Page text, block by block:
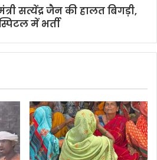
सत्येंद्र जैन की हालत बिगड़ी,
में भर्ती